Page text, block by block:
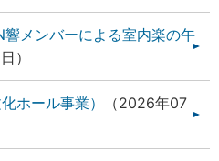
メンバーによる室内楽の午
ホール事業）
2026年07